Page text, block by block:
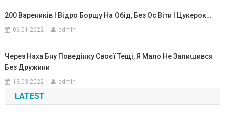
200 Вареників І Відро Борщу На Обід, Без Ос Віти І Цукерок…
06.01.2022 admin
Через Наха Бну Поведінку Своєї Тещі, Я Мало Не Залиաився
Без Дружини
13.03.2022 admin
LATEST